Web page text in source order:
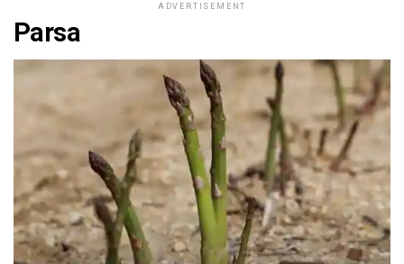
ADVERTISEMENT
Parsa